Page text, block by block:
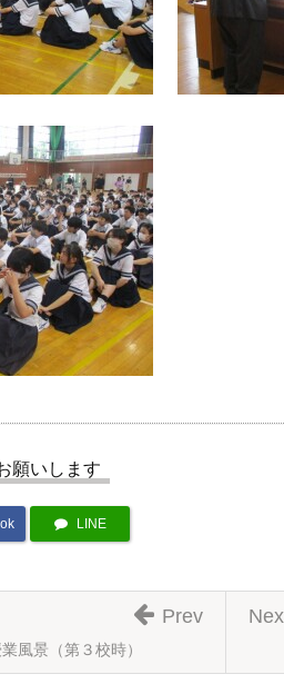
願いします
LINE
風景（第３校時）
Prev